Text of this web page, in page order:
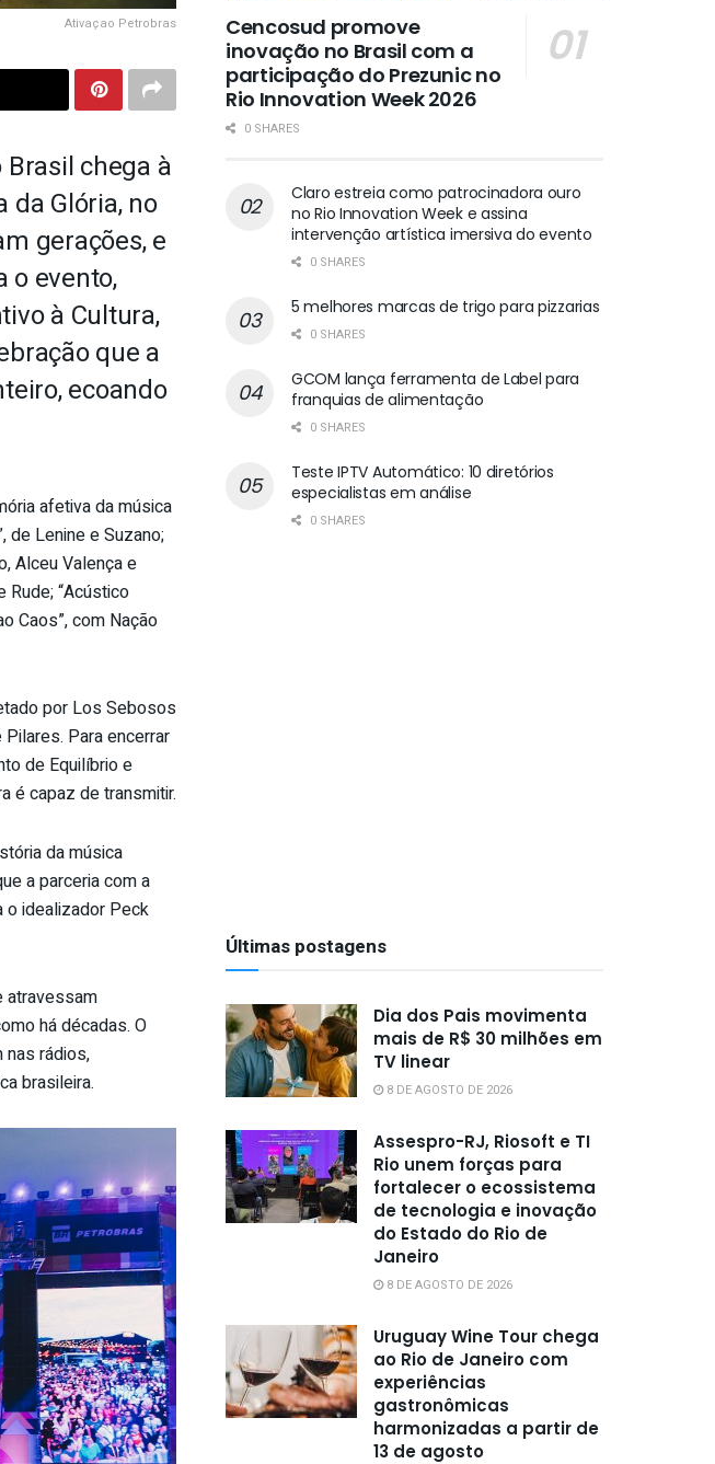
Ativaçao Petrobras
chega à
Glória, no
gerações, e
o evento,
à Cultura,
que a
ecoando
afetiva da música
de Lenine e Suzano;
Alceu Valença e
Rude; “Acústico
Caos”, com Nação
por Los Sebosos
Para encerrar
de Equilíbrio e
é capaz de transmitir.
da música
a parceria com a
o idealizador Peck
atravessam
há décadas. O
rádios,
brasileira.
Cencosud promove
inovação no Brasil com a
participação do Prezunic no
Rio Innovation Week 2026
0 SHARES
Claro estreia como patrocinadora ouro
no Rio Innovation Week e assina
intervenção artística imersiva do evento
0 SHARES
5 melhores marcas de trigo para pizzarias
0 SHARES
GCOM lança ferramenta de Label para
franquias de alimentação
0 SHARES
Teste IPTV Automático: 10 diretórios
especialistas em análise
0 SHARES
Últimas postagens
Dia dos Pais movimenta
mais de R$ 30 milhões em
TV linear
8 DE AGOSTO DE 2026
Assespro-RJ, Riosoft e TI
Rio unem forças para
fortalecer o ecossistema
de tecnologia e inovação
do Estado do Rio de
Janeiro
8 DE AGOSTO DE 2026
Uruguay Wine Tour chega
ao Rio de Janeiro com
experiências
gastronômicas
harmonizadas a partir de
13 de agosto